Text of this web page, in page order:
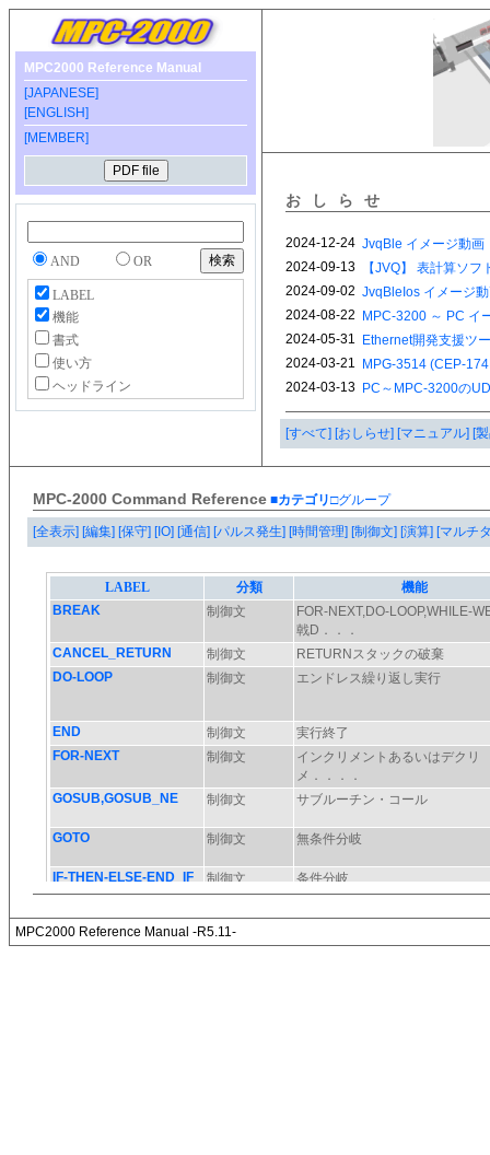
MPC2000 Reference Manual
[JAPANESE]
[ENGLISH]
[MEMBER]
AND OR
LABEL
機能
書式
使い方
ヘッドライン
おしらせ
[すべて] [おしらせ] [マニュアル] [
MPC-2000 Command Reference ■カテゴリ□グループ
[全表示] [編集] [保守] [IO] [通信] [パルス発生] [時間管理] [制御文] [演算] [マルチ
MPC2000 Reference Manual -R5.11-